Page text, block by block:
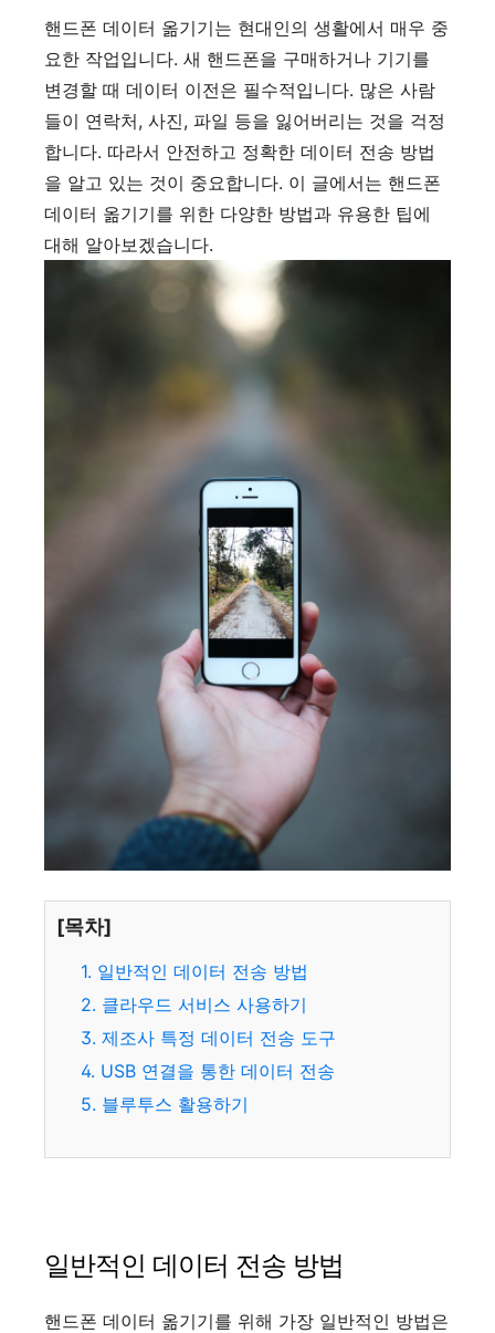
핸드폰 데이터 옮기기는 현대인의 생활에서 매우 중
요한 작업입니다. 새 핸드폰을 구매하거나 기기를
변경할 때 데이터 이전은 필수적입니다. 많은 사람
들이 연락처, 사진, 파일 등을 잃어버리는 것을 걱정
합니다. 따라서 안전하고 정확한 데이터 전송 방법
을 알고 있는 것이 중요합니다. 이 글에서는 핸드폰
데이터 옮기기를 위한 다양한 방법과 유용한 팁에
대해 알아보겠습니다.
[목차]
1. 일반적인 데이터 전송 방법
2. 클라우드 서비스 사용하기
3. 제조사 특정 데이터 전송 도구
4. USB 연결을 통한 데이터 전송
5. 블루투스 활용하기
일반적인 데이터 전송 방법
핸드폰 데이터 옮기기를 위해 가장 일반적인 방법은